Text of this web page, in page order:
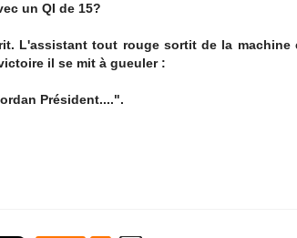
un QI de 15?
L'assistant tout rouge sortit de la machine
il se mit à gueuler :
Président....".